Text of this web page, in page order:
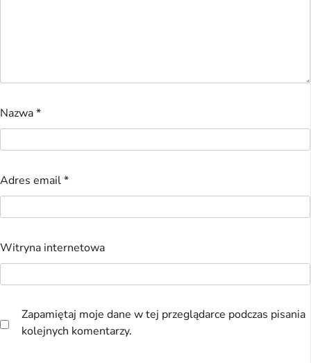
Nazwa*
Adres email*
Witryna internetowa
Zapamiętaj moje dane w tej przeglądarce podczas pisania
kolejnych komentarzy.